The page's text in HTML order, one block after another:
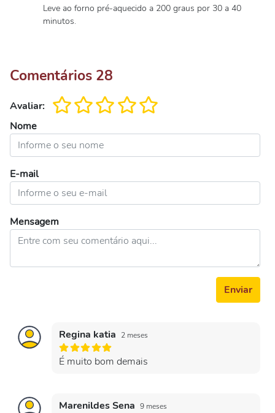
Leve ao forno pré-aquecido a 200 graus por 30 a 40
minutos.
Comentários 28
Avaliar:
Nome
E-mail
Mensagem
Enviar
Regina katia 2 meses
É muito bom demais
Marenildes Sena 9 meses